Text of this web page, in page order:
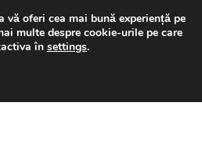
p.m.031 229 6816
vă oferi cea mai bună experiență pe
multe despre cookie-urile pe care
în settings.